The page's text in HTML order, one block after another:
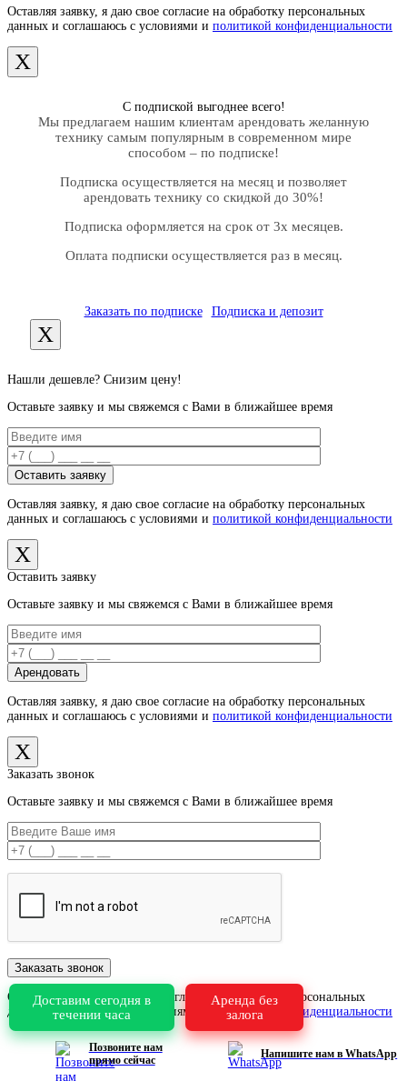
Доставим сегодня в
течении часа
Аренда без
залога
Позвоните нам
прямо сейчас
Напишите нам в WhatsApp
Оставляя заявку, я даю свое согласие на обработку персональных
данных и соглашаюсь с условиями и политикой конфиденциальности
X
С подпиской выгоднее всего!
Мы предлагаем нашим клиентам арендовать желанную
технику самым популярным в современном мире
способом – по подписке!
Подписка осуществляется на месяц и позволяет
арендовать технику со скидкой до 30%!
Подписка оформляется на срок от 3х месяцев.
Оплата подписки осуществляется раз в месяц.
Заказать по подписке Подписка и депозит
X
Нашли дешевле? Снизим цену!
Оставьте заявку и мы свяжемся с Вами в ближайшее время
Оставляя заявку, я даю свое согласие на обработку персональных
данных и соглашаюсь с условиями и политикой конфиденциальности
X
Оставить заявку
Оставьте заявку и мы свяжемся с Вами в ближайшее время
Оставляя заявку, я даю свое согласие на обработку персональных
данных и соглашаюсь с условиями и политикой конфиденциальности
X
Заказать звонок
Оставьте заявку и мы свяжемся с Вами в ближайшее время
Оставляя заявку, я даю свое согласие на обработку персональных
данных и соглашаюсь с условиями и
политикой конфиденциальности
X